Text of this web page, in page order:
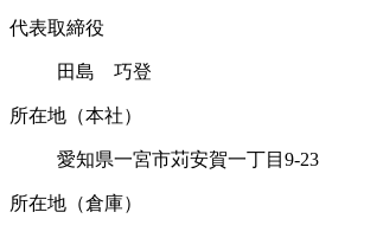
代表取締役
田島 巧登
所在地（本社）
愛知県一宮市苅安賀一丁目9-23
所在地（倉庫）